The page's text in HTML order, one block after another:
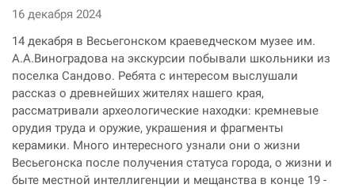
16 декабря 2024
14 декабря в Весьегонском краеведческом музее им.
А.А.Виноградова на экскурсии побывали школьники из
поселка Сандово. Ребята с интересом выслушали
рассказ о древнейших жителях нашего края,
рассматривали археологические находки: кремневые
орудия труда и оружие, украшения и фрагменты
керамики. Много интересного узнали они о жизни
Весьегонска после получения статуса города, о жизни и
быте местной интеллигенции и мещанства в конце 19 -